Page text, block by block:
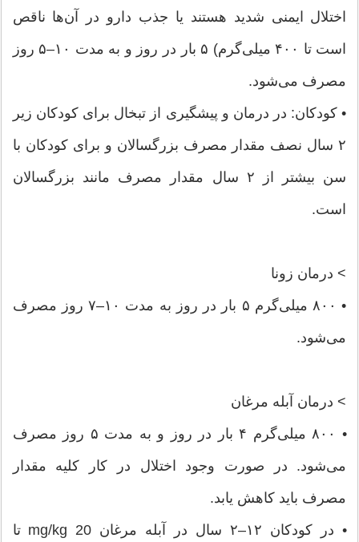
اختلال ایمنی شدید هستند یا جذب دارو در آن‌ها ناقص
است تا ۴۰۰ میلی‌گرم) ۵ بار در روز و به مدت ۱۰–۵ روز
مصرف می‌شود.
• کودکان: در درمان و پیشگیری از تبخال برای کودکان زیر
۲ سال نصف مقدار مصرف بزرگسالان و برای کودکان با
سن بیشتر از ۲ سال مقدار مصرف مانند بزرگسالان
است.
> درمان زونا
• ۸۰۰ میلی‌گرم ۵ بار در روز به مدت ۱۰–۷ روز مصرف
می‌شود.
> درمان آبله مرغان
• ۸۰۰ میلی‌گرم ۴ بار در روز و به مدت ۵ روز مصرف
می‌شود. در صورت وجود اختلال در کار کلیه مقدار
مصرف باید کاهش یابد.
• در کودکان ۱۲–۲ سال در آبله مرغان mg/kg 20 تا